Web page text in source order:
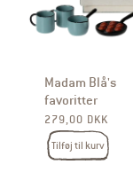
Madam Blå's
favoritter
Normalpris
279,00 DKK
Tilføj til kurv